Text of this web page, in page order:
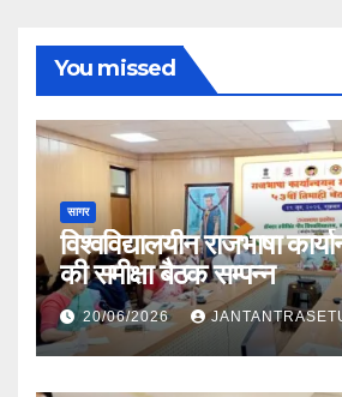
You missed
सागर
विश्वविद्यालयीन राजभाषा
की समीक्षा बैठक सम्पन्न
20/06/2026